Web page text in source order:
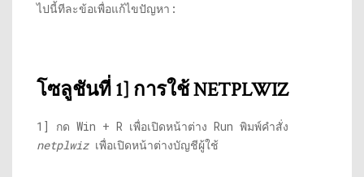
ไปนี้ทีละข้อเพื่อแก้ไขปัญหา:
โซลูชันที่ 1] การใช้ NETPLWIZ
1] กด Win + R เพื่อเปิดหน้าต่าง Run พิมพ์คำสั่ง
netplwizเพื่อเปิดหน้าต่างบัญชีผู้ใช้